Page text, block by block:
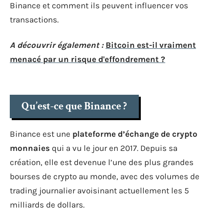
Binance et comment ils peuvent influencer vos
transactions.
A découvrir également : Bitcoin est-il vraiment
menacé par un risque d'effondrement ?
Qu’est-ce que Binance ?
Binance est une plateforme d’échange de crypto
monnaies qui a vu le jour en 2017. Depuis sa
création, elle est devenue l’une des plus grandes
bourses de crypto au monde, avec des volumes de
trading journalier avoisinant actuellement les 5
milliards de dollars.